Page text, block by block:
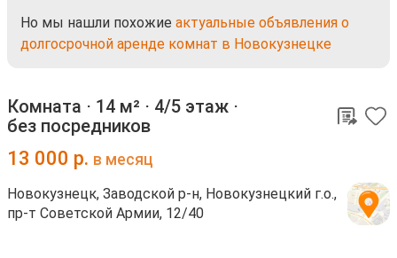
Но мы нашли похожие актуальные объявления о
долгосрочной аренде комнат в Новокузнецке
Комната ⋅ 14 м² ⋅ 4/5 этаж ⋅
без посредников
13 000 р. в месяц
Новокузнецк, Заводской р-н, Новокузнецкий г.о.,
пр-т Советской Армии, 12/40